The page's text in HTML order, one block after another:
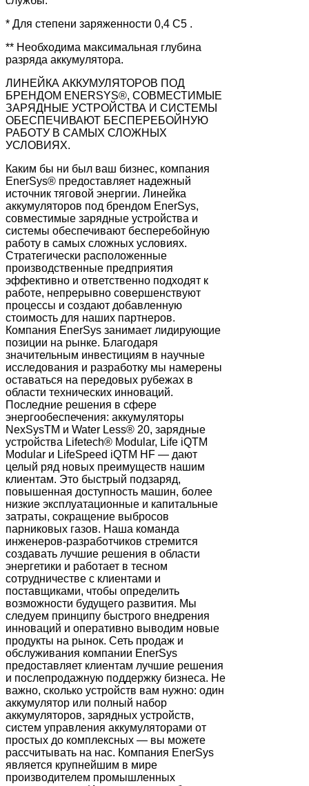
* Для степени заряженности 0,4 C5 .
** Необходима максимальная глубина
разряда аккумулятора.
ЛИНЕЙКА АККУМУЛЯТОРОВ ПОД
БРЕНДОМ ENERSYS®, СОВМЕСТИМЫЕ
ЗАРЯДНЫЕ УСТРОЙСТВА И СИСТЕМЫ
ОБЕСПЕЧИВАЮТ БЕСПЕРЕБОЙНУЮ
РАБОТУ В САМЫХ СЛОЖНЫХ
УСЛОВИЯХ.
Каким бы ни был ваш бизнес, компания
EnerSys® предоставляет надежный
источник тяговой энергии. Линейка
аккумуляторов под брендом EnerSys,
совместимые зарядные устройства и
системы обеспечивают бесперебойную
работу в самых сложных условиях.
Стратегически расположенные
производственные предприятия
эффективно и ответственно подходят к
работе, непрерывно совершенствуют
процессы и создают добавленную
стоимость для наших партнеров.
Компания EnerSys занимает лидирующие
позиции на рынке. Благодаря
значительным инвестициям в научные
исследования и разработку мы намерены
оставаться на передовых рубежах в
области технических инноваций.
Последние решения в сфере
энергообеспечения: аккумуляторы
NexSysTM и Water Less® 20, зарядные
устройства Lifetech® Modular, Life iQTM
Modular и LifeSpeed iQTM HF — дают
целый ряд новых преимуществ нашим
клиентам. Это быстрый подзаряд,
повышенная доступность машин, более
низкие эксплуатационные и капитальные
затраты, сокращение выбросов
парниковых газов. Наша команда
инженеров-разработчиков стремится
создавать лучшие решения в области
энергетики и работает в тесном
сотрудничестве с клиентами и
поставщиками, чтобы определить
возможности будущего развития. Мы
следуем принципу быстрого внедрения
инноваций и оперативно выводим новые
продукты на рынок. Сеть продаж и
обслуживания компании EnerSys
предоставляет клиентам лучшие решения
и послепродажную поддержку бизнеса. Не
важно, сколько устройств вам нужно: один
аккумулятор или полный набор
аккумуляторов, зарядных устройств,
систем управления аккумуляторами от
простых до комплексных — вы можете
рассчитывать на нас. Компания EnerSys
является крупнейшим в мире
производителем промышленных